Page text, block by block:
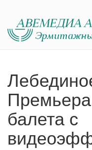
Премьера
балета с